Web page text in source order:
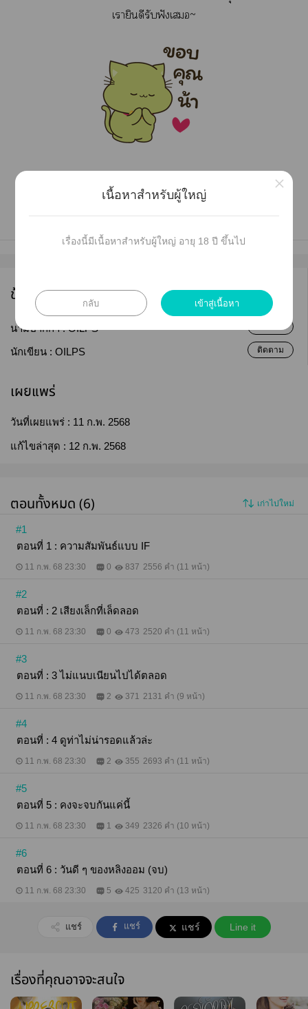
เายินดีรับฟังเ~
ข้อมูลนักเขียน
นามปากกา :OILPS
นักเขียน : OILPS ติดตาม
เผยแพร่
วันที่เผยแพร่ : 11 ก.พ. 2568
แก้ไขล่าสุด : 12 ก.พ. 2568
ตอนทั้งหมด (6) เก่าไปใหม่
#1
ตอนที่ 1 : ความสัมพันธ์แบบ IF
11 ก.พ. 68 23:30 0 837 2556 คำ (11 หน้า)
#2
ตอนที่ : 2 เสียงเล็กที่เล็ดลอด
11 ก.พ. 68 23:30 0 473 2520 คำ (11 หน้า)
#3
ตอนที่ : 3 ไม่แนบเนียนไปได้ตลอด
11 ก.พ. 68 23:30 2 371 2131 คำ (9 หน้า)
#4
ตอนที่ : 4 ดูท่าไม่น่ารอดแล้วล่ะ
11 ก.พ. 68 23:30 2 355 2693 คำ (11 หน้า)
#5
ตอนที่ 5 : คงจะจบกันแค่นี้
11 ก.พ. 68 23:30 1 349 2326 คำ (10 หน้า)
#6
ตอนที่ 6 : วันดี ๆ ของหลิงออม (จบ)
11 ก.พ. 68 23:30 5 425 3120 คำ (13 หน้า)
แชร์ แชร์ แชร์ Line it
เรื่องที่คุณอาจจะสนใจ
เนื้อหาสำหรับผู้ใหญ่
เรื่องนี้มีเนื้อหาสำหรับผู้ใหญ่ อายุ 18 ปี ขึ้นไป
กลับ เข้าสู่เนื้อหา
×